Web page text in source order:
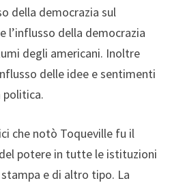
della democrazia sul
della democrazia
degli americani. Inoltre
delle idee e sentimenti
politica.
che notò Toqueville fu il
potere in tutte le istituzioni
e di altro tipo. La